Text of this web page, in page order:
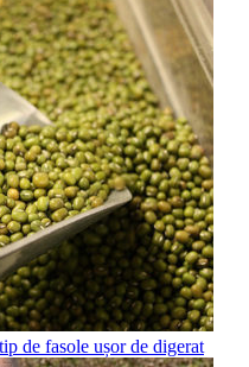
de fasole ușor de digerat